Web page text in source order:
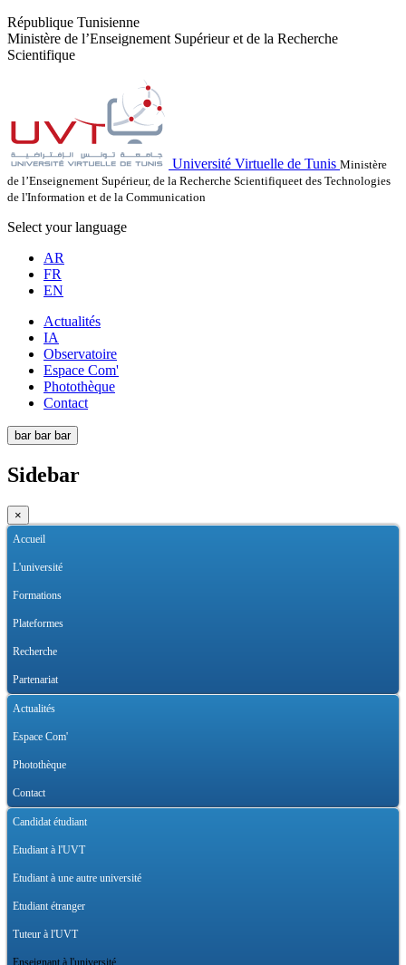
République Tunisienne
Ministère de l’Enseignement Supérieur et de la Recherche
Scientifique
Université Virtuelle de Tunis Ministère
de l’Enseignement Supérieur, de la Recherche Scientifiqueet des Technologies
de l'Information et de la Communication
Select your language
AR
FR
EN
Actualités
IA
Observatoire
Espace Com'
Photothèque
Contact
bar bar bar
Sidebar
×
Accueil
L'université
Formations
Plateformes
Recherche
Partenariat
Actualités
Espace Com'
Photothèque
Contact
Candidat étudiant
Etudiant à l'UVT
Etudiant à une autre université
Etudiant étranger
Tuteur à l'UVT
Enseignant à l'université